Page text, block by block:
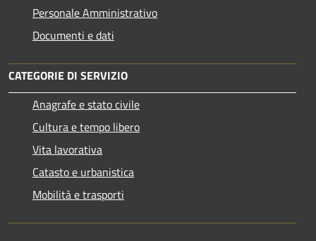
Personale Amministrativo
Documenti e dati
CATEGORIE DI SERVIZIO
Anagrafe e stato civile
Cultura e tempo libero
Vita lavorativa
Catasto e urbanistica
Mobilità e trasporti